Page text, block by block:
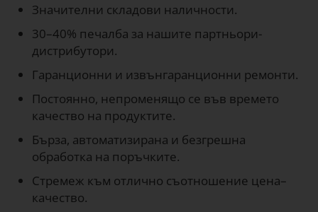
Значителни складови наличности.
30–40% печалба за нашите партньори-
дистрибутори.
Гаранционни и извънгаранционни ремонти.
Постоянно, непроменящо се във времето
качество на продуктите.
Бърза, автоматизирана и безгрешна
обработка на поръчките.
Стремеж към отлично съотношение цена–
качество.